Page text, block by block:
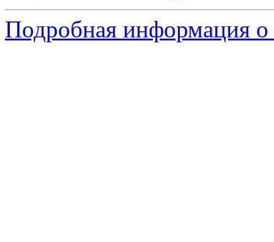
Подробная информация